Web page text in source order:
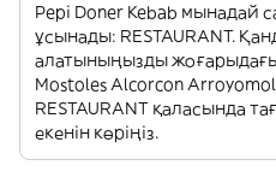
Pepi Doner Kebab мынадай
ұсынады: RESTAURANT.
алатыныңызды жоғарыдағы
Mostoles Alcorcon
RESTAURANT қаласында
екенін көріңіз.